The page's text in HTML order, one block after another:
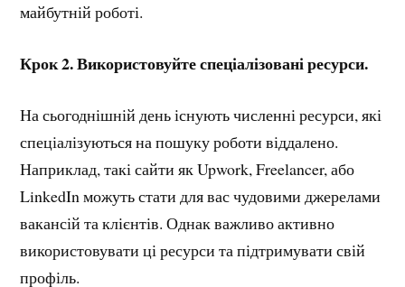
майбутній роботі.
Крок 2. Використовуйте спеціалізовані ресурси.
На сьогоднішній день існують численні ресурси, які
спеціалізуються на пошуку роботи віддалено.
Наприклад, такі сайти як Upwork, Freelancer, або
LinkedIn можуть стати для вас чудовими джерелами
вакансій та клієнтів. Однак важливо активно
використовувати ці ресурси та підтримувати свій
профіль.